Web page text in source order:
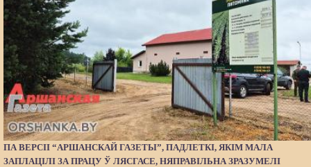
ПА ВЕРСІІ “АРШАНСКАЙ ГАЗЕТЫ”, ПАДЛЕТКІ, ЯКІМ МАЛА
ЗАПЛАЦІЛІ ЗА ПРАЦУ Ў ЛЯСГАСЕ, НЯПРАВІЛЬНА ЗРАЗУМЕЛІ